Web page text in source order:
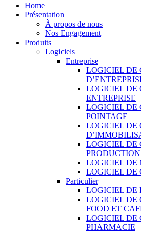
Home
Présentation
À propos de nous
Nos Engagement
Produits
Logiciels
Entreprise
LOGICIEL DE
LOGICIEL DE
ENTREPRISE
LOGICIEL DE
POINTAGE
LOGICIEL DE
LOGICIEL DE
PRODUCTION
LOGICIEL DE
LOGICIEL DE
Particulier
LOGICIEL DE
LOGICIEL DE
FOOD ET
LOGICIEL DE
PHARMACIE